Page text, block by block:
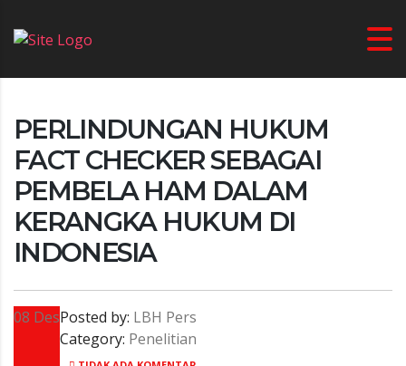
PERLINDUNGAN HUKUM
FACT CHECKER SEBAGAI
PEMBELA HAM DALAM
KERANGKA HUKUM DI
INDONESIA
08 DesPosted by: LBH Pers
Category: Penelitian